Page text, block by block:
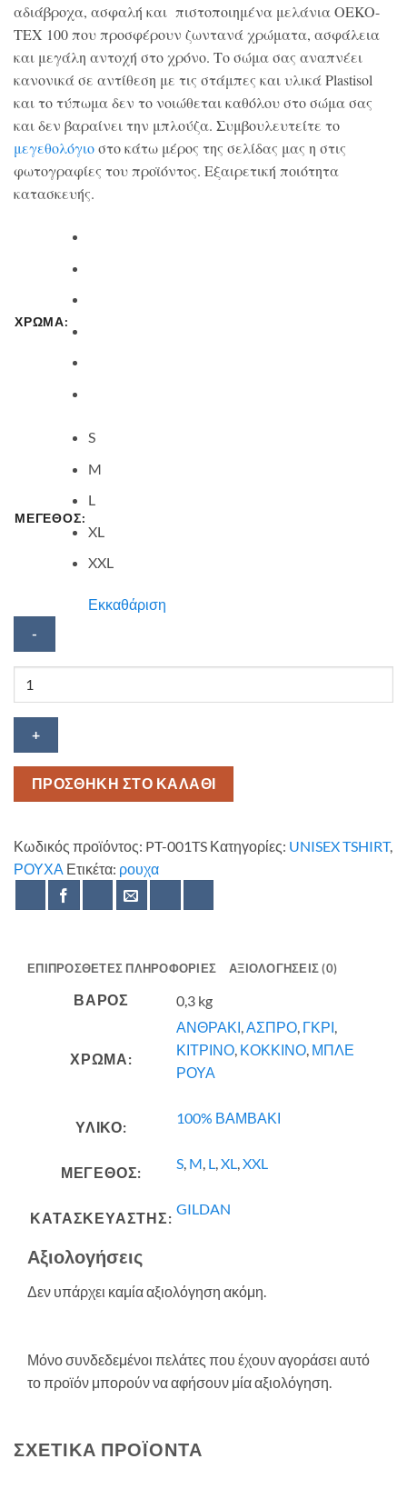
αδιάβροχα, ασφαλή και πιστοποιημένα μελάνια OEKO-
TEX 100 που προσφέρουν ζωντανά χρώματα, ασφάλεια
και μεγάλη αντοχή στο χρόνο. Το σώμα σας αναπνέει
κανονικά σε αντίθεση με τις στάμπες και υλικά Plastisol
και το τύπωμα δεν το νοιώθεται καθόλου στο σώμα σας
και δεν βαραίνει την μπλούζα. Συμβουλευτείτε το
μεγεθολόγιοστο κάτω μέρος της σελίδας μας η στις
φωτογραφίες του προϊόντος. Εξαιρετική ποιότητα
κατασκευής.
ΧΡΩΜΑ:
ΜΕΓΕΘΟΣ:
S
M
L
XL
XXL
Εκκαθάριση
Pizza
ποσότητα
ΠΡΟΣΘΗΚΗ ΣΤΟ ΚΑΛΑΘΙ
Κωδικός προϊόντος: PT-001TS Κατηγορίες: UNISEX TSHIRT,
ΡΟΥΧΑ Ετικέτα: ρουχα
ΕΠΙΠΡΌΣΘΕΤΕΣ ΠΛΗΡΟΦΟΡΊΕΣ ΑΞΙΟΛΟΓΉΣΕΙΣ (0)
ΒΆΡΟΣ 0,3 kg
ΧΡΩΜΑ:
ΑΝΘΡΑΚΙ ΑΣΠΡΟ ΓΚΡΙ
ΚΙΤΡΙΝΟ ΚΟΚΚΙΝΟ ΜΠΛΕ
ΡΟΥΑ
ΥΛΙΚΟ:
100% ΒΑΜΒΑΚΙ
ΜΕΓΕΘΟΣ:
S M L XL XXL
ΚΑΤΑΣΚΕΥΑΣΤΗΣ:
GILDAN
Αξιολογήσεις
Δεν υπάρχει καμία αξιολόγηση ακόμη.
Μόνο συνδεδεμένοι πελάτες που έχουν αγοράσει αυτό
το προϊόν μπορούν να αφήσουν μία αξιολόγηση.
ΣΧΕΤΙΚΆ ΠΡΟΪΌΝΤΑ